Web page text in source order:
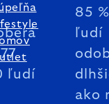
ľudí
85 %
ľudí
ako